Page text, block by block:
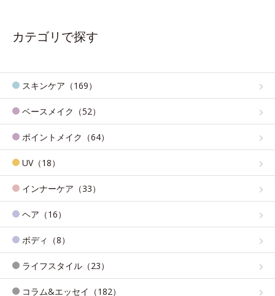
カテゴリで探す
スキンケア（169）
ベースメイク（52）
ポイントメイク（64）
UV（18）
インナーケア（33）
ヘア（16）
ボディ（8）
ライフスタイル（23）
コラム&エッセイ（182）